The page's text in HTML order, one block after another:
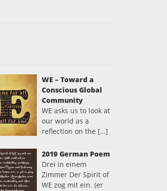
WE – Toward a
Conscious Global
Community
WE asks us to look at
our world as a
reflection on the […]
2019 German Poem
Drei in einem
Zimmer Der Spirit of
WE zog mit ein. (er